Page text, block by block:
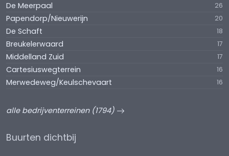
De Meerpaal 26
Papendorp/Nieuwerijn 20
De Schaft 18
Breukelerwaard 17
Middelland Zuid 17
Cartesiuswegterrein 16
Merwedeweg/Keulschevaart 16
alle bedrijventerreinen (1794)
Buurten dichtbij